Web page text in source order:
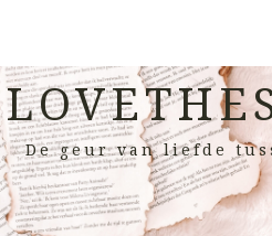
De geur van liefde